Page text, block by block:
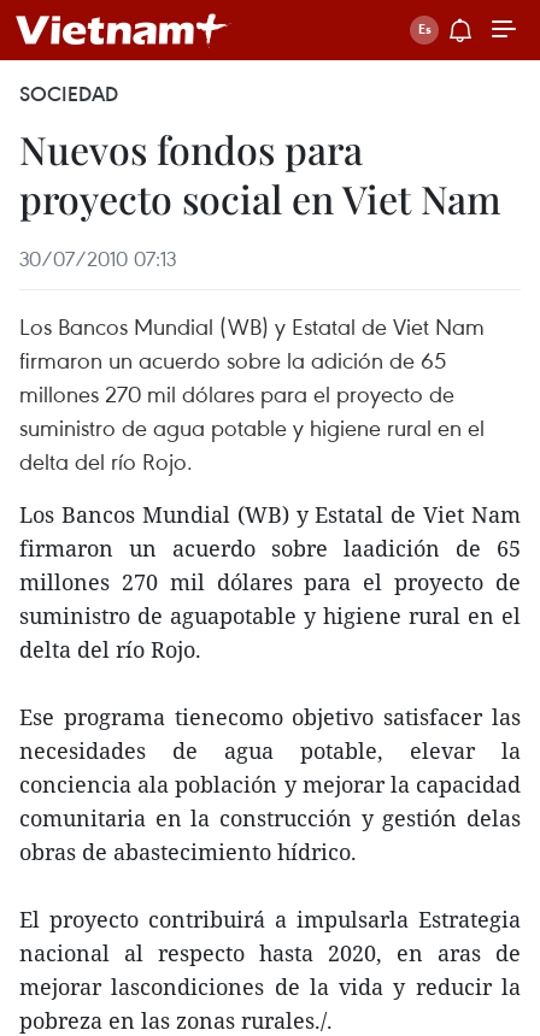
SOCIEDAD
Nuevos fondos para
proyecto social en Viet Nam
30/07/2010 07:13
Los Bancos Mundial (WB) y Estatal de Viet Nam
firmaron un acuerdo sobre la adición de 65
millones 270 mil dólares para el proyecto de
suministro de agua potable y higiene rural en el
delta del río Rojo.
Los Bancos Mundial (WB) y Estatal de Viet Nam
firmaron un acuerdo sobre laadición de 65
millones 270 mil dólares para el proyecto de
suministro de aguapotable y higiene rural en el
delta del río Rojo.
Ese programa tienecomo objetivo satisfacer las
necesidades de agua potable, elevar la
conciencia ala población y mejorar la capacidad
comunitaria en la construcción y gestión delas
obras de abastecimiento hídrico.
El proyecto contribuirá a impulsarla Estrategia
nacional al respecto hasta 2020, en aras de
mejorar lascondiciones de la vida y reducir la
pobreza en las zonas rurales./.